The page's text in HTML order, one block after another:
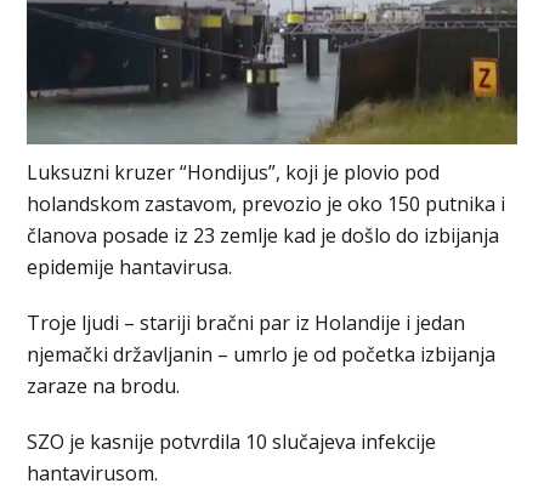
Luksuzni kruzer “Hondijus”, koji je plovio pod
holandskom zastavom, prevozio je oko 150 putnika i
članova posade iz 23 zemlje kad je došlo do izbijanja
epidemije hantavirusa.
Troje ljudi – stariji bračni par iz Holandije i jedan
njemački državljanin – umrlo je od početka izbijanja
zaraze na brodu.
SZO je kasnije potvrdila 10 slučajeva infekcije
hantavirusom.